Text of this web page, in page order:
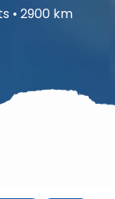
• 2900 km